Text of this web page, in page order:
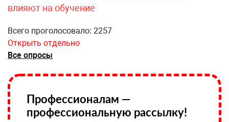
влияют на обучение
Всего проголосовало: 2257
Открыть отдельно
Все опросы
Профессионалам —
профессиональную рассылку!